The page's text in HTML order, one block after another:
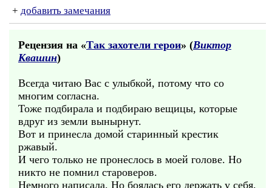
+ добавить замечания
Рецензия на «Так захотели герои» (Виктор
Квашин)
Всегда читаю Вас с улыбкой, потому что со
многим согласна.
Тоже подбирала и подбираю вещицы, которые
вдруг из земли вынырнут.
Вот и принесла домой старинный крестик
ржавый.
И чего только не пронеслось в моей голове. Но
никто не помнил староверов.
Немного написала. Но боялась его держать у себя.